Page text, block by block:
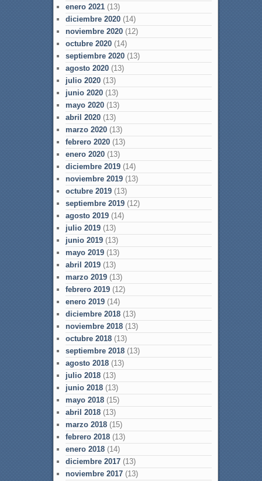
enero 2021(13)
diciembre 2020(14)
noviembre 2020(12)
octubre 2020(14)
septiembre 2020(13)
agosto 2020(13)
julio 2020(13)
junio 2020(13)
mayo 2020(13)
abril 2020(13)
marzo 2020(13)
febrero 2020(13)
enero 2020(13)
diciembre 2019(14)
noviembre 2019(13)
octubre 2019(13)
septiembre 2019(12)
agosto 2019(14)
julio 2019(13)
junio 2019(13)
mayo 2019(13)
abril 2019(13)
marzo 2019(13)
febrero 2019(12)
enero 2019(14)
diciembre 2018(13)
noviembre 2018(13)
octubre 2018(13)
septiembre 2018(13)
agosto 2018(13)
julio 2018(13)
junio 2018(13)
mayo 2018(15)
abril 2018(13)
marzo 2018(15)
febrero 2018(13)
enero 2018(14)
diciembre 2017(13)
noviembre 2017(13)